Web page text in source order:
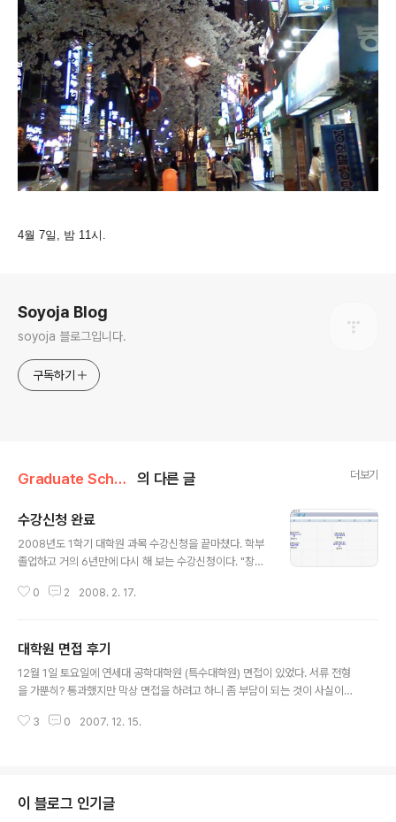
4월 7일, 밤 11시.
Soyoja Blog
soyoja 블로그입니다.
구독하기
Graduate School 의 다른 글 더보기
수강신청 완료
2008년도 1학기 대학원 과목 수강신청을 끝마쳤다. 학부
졸업하고 거의 6년만에 다시 해 보는 수강신청이다. "창업
작하자 마자 신청자가 몰려서 몇분만에 수강마감 되어버렸
던 부분은 빡세게 주 2일 수업으로 빼느냐, 아니면 좀 피곤
하더라도 주 3일 수업으로 하는대신 2교시 수업 위주로 듣
느냐였다. 그런데 시간표 상으로는 어찌되었건 1교시 수업
이 있는데 이 3 일 중 하루는 1교시 수업을 꼭 들어야만 했
0 2 2008. 2. 17.
대학원 면접 후기
12월 1일 토요일에 연세대 공학대학원 (특수대학원) 면접이 있었다. 서류 전형
을 가뿐히? 통과했지만 막상 면접을 하려고 하니 좀 부담이 되는 것이 사실이었
았나 싶다. 100 명 정도가 지원한 것 같았고... 컴퓨터공학과 서류전형 통과자는
기 신촌까지 다닐생각 하니 좀 갑갑해지는 게 사실이다. 음... 그런데 컴퓨터공학
과가 위치한 제 3공학관은 공학관 건물들 뒤에 짱박혀 있어서 한..
3 0 2007. 12. 15.
이 블로그 인기글